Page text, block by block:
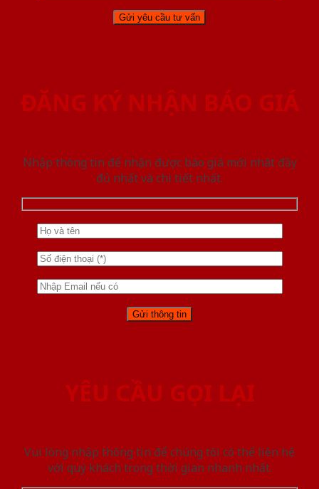
ĐĂNG KÝ NHẬN BÁO GIÁ
Nhập thông tin để nhận được báo giá mới nhât đầy
đủ nhất và chi tiết nhất.
YÊU CẦU GỌI LẠI
Vui lòng nhập thông tin để chúng tôi có thể liên hệ
với quý khách trong thời gian nhanh nhất.